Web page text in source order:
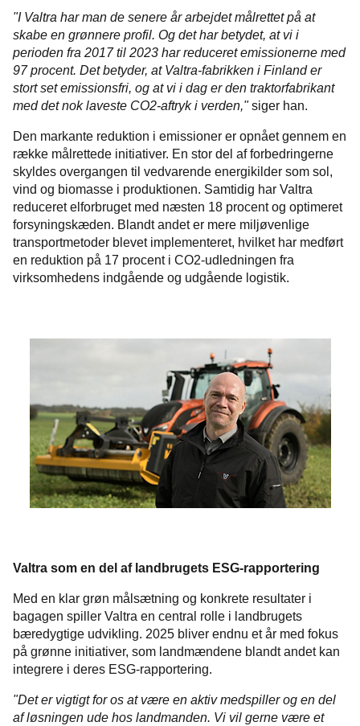
"I Valtra har man de senere år arbejdet målrettet på at
skabe en grønnere profil. Og det har betydet, at vi i
perioden fra 2017 til 2023 har reduceret emissionerne med
97 procent. Det betyder, at Valtra-fabrikken i Finland er
stort set emissionsfri, og at vi i dag er den traktorfabrikant
med det nok laveste CO2-aftryk i verden,"siger han.
Den markante reduktion i emissioner er opnået gennem en
række målrettede initiativer. En stor del af forbedringerne
skyldes overgangen til vedvarende energikilder som sol,
vind og biomasse i produktionen. Samtidig har Valtra
reduceret elforbruget med næsten 18 procent og optimeret
forsyningskæden. Blandt andet er mere miljøvenlige
transportmetoder blevet implementeret, hvilket har medført
en reduktion på 17 procent i CO2-udledningen fra
virksomhedens indgående og udgående logistik.
Valtra som en del af landbrugets ESG-rapportering
Med en klar grøn målsætning og konkrete resultater i
bagagen spiller Valtra en central rolle i landbrugets
bæredygtige udvikling. 2025 bliver endnu et år med fokus
på grønne initiativer, som landmændene blandt andet kan
integrere i deres ESG-rapportering.
"Det er vigtigt for os at være en aktiv medspiller og en del
af løsningen ude hos landmanden. Vi vil gerne være et